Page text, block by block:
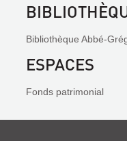
Bibliothèque Abbé-
ESPACES
Fonds patrimonial